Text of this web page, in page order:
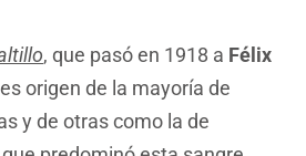
, que pasó en 1918 a Félix
es origen de la mayoría de
y de otras como la de